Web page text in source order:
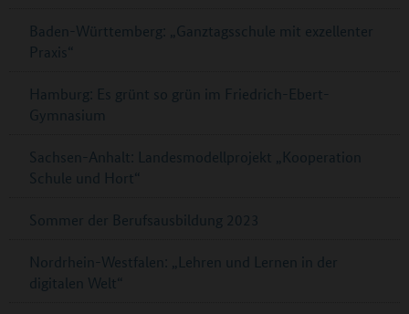
Baden-Württemberg: „Ganztagsschule mit exzellenter
Praxis“
Hamburg: Es grünt so grün im Friedrich-Ebert-
Gymnasium
Sachsen-Anhalt: Landesmodellprojekt „Kooperation
Schule und Hort“
Sommer der Berufsausbildung 2023
Nordrhein-Westfalen: „Lehren und Lernen in der
digitalen Welt“